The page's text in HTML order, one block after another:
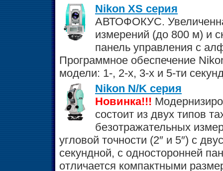
Nikon XS серия
АВТОФОКУС.
измерений (до 800 м) и
панель управления с
Программное обеспечение
модели: 1-, 2-х, 3-х и 5-ти
Nikon N/K серия
Новинка!!!
состоит из двух типов
безотражательных
угловой точности (2″ и 5″) с
секундной, с односторонней
отличается компактными